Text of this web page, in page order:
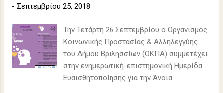
- Σεπτεμβρίου 25, 2018
Την Τετάρτη 26 Σεπτεμβρίου ο Οργανισμός
Κοινωνικής Προστασίας & Αλληλεγγύης
του Δήμου Βριλησσίων (ΟΚΠΑ) συμμετέχει
στην ενημερωτική-επιστημονική Ημερίδα
Ευαισθητοποίησης για την Άνοια